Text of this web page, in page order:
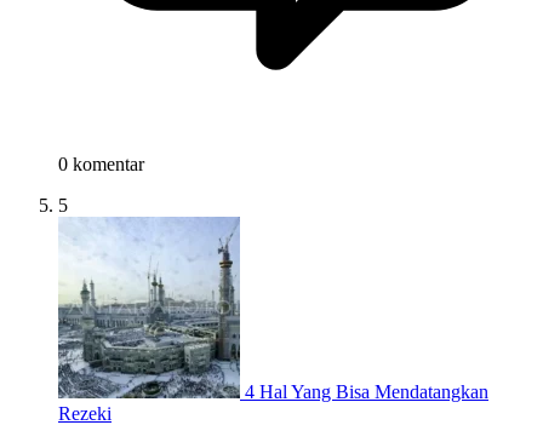
0 komentar
5
4 Hal Yang Bisa Mendatangkan
Rezeki